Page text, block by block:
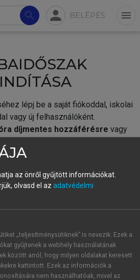
search person BELÉPÉS menu
lépj be a saját fiókoddal, iskolai
vagy új felhasználóként.
díjmentes hozzáférésre vagy
hozz létre új fiókot.
automatikusan
FIÓKKAL
az önről gyűjtött információkat.
olvasd el az adatvédelmi
„teljesítménysütiknek” is nevezik. Ezek a
gyűjtenek a webhely használatának
között arról, hogy milyen oldalakat keresett
kattintott. Ezek az információk a
nem használhatóak, mivel az